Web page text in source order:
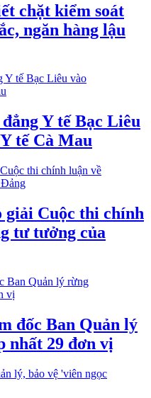
chặt kiểm soát
ngăn hàng lậu
Y tế Bạc Liêu
tế Cà Mau
Cuộc thi chính
tư tưởng của
đốc Ban Quản lý
nhất 29 đơn vị